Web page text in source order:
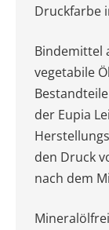
Druckfarbe
Bindemittel
vegetabile
der Eupia
den Druck
nach dem